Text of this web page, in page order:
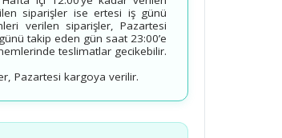
siparişler ise ertesi iş günü
verilen siparişler, Pazartesi
takip eden gün saat 23:00’e
teslimatlar gecikebilir.
Pazartesi kargoya verilir.